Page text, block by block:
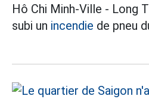
Hô Chi Minh-Ville - Long
subi un incendie de pneu